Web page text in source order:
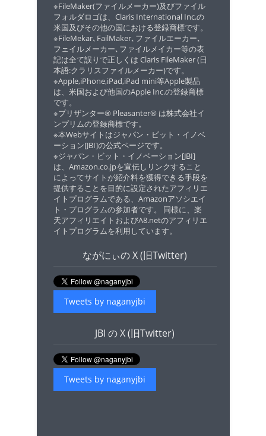
※FileMaker(ファイルメーカー)及びファイル
フォルダロゴは、Claris International Inc.の
米国及びその他の国における登録商標です。
※FileMekar､FailMaker､ファイルエーカー､
フェイルメーカー､ファイルメイカー等の表
記は全て誤りで正しくは Claris FileMaker (日
本語:クラリスファイルメーカー)です。
※Apple,iPhone,iPad,iPad mini等Apple製品
は、米国および他国のApple Inc.の登録商標
です。
※プリザンター® Pleasanter® は株式会社イ
ンプリムの登録商標です。
※本Webサイトはジャパン・ビット・イノベ
ーション[JBI]の公式ページです。
※ジャパン・ビット・イノベーション[JBI]
は、Amazon.co.jpを宣伝しリンクすること
によってサイトが紹介料を獲得できる手段を
提供することを目的に設定されたアフィリエ
イトプログラムである、Amazonアソシエイ
ト・プログラムの参加者です。 同様に、楽
天アフィリエイトおよびA8.netのアフィリエ
イトプログラムを利用しています。
ながにぃの X (旧Twitter)
Tweets by naganyjbi
JBI の X (旧Twitter)
Tweets by naganyjbi